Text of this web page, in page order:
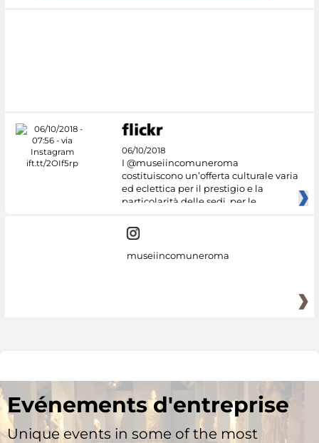
06/10/2018
I @museiincomuneroma
costituiscono un’offerta culturale varia
ed eclettica per il prestigio e la
particolarità delle sedi, per le
museiincomuneroma
Evénements d'entreprise
Unique events in some of the most